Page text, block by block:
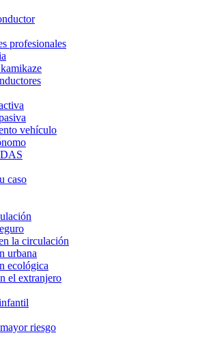
profesionales
vehículo
caso
la circulación
urbana
ecológica
el extranjero
riesgo